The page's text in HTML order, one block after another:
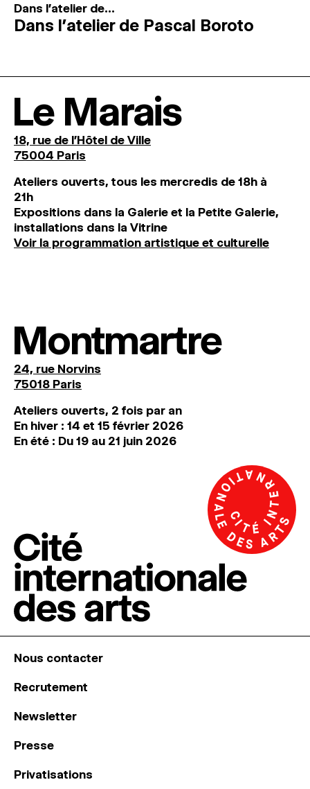
Dans l'atelier de...
Dans l’atelier de Pascal Boroto
Le Marais
18, rue de l'Hôtel de Ville
75004 Paris
Ateliers ouverts, tous les mercredis de 18h à
21h
Expositions dans la Galerie et la Petite Galerie,
installations dans la Vitrine
Voir la programmation artistique et culturelle
Montmartre
24, rue Norvins
75018 Paris
Ateliers ouverts, 2 fois par an
En hiver : 14 et 15 février 2026
En été : Du 19 au 21 juin 2026
Nous contacter
Recrutement
Newsletter
Presse
Privatisations